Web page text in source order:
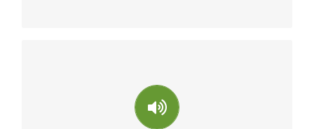
Con semplicità ed in tempo reale, ciascun utente
può monitorare il sistema audio-video della
propria residenza potendo intervenire